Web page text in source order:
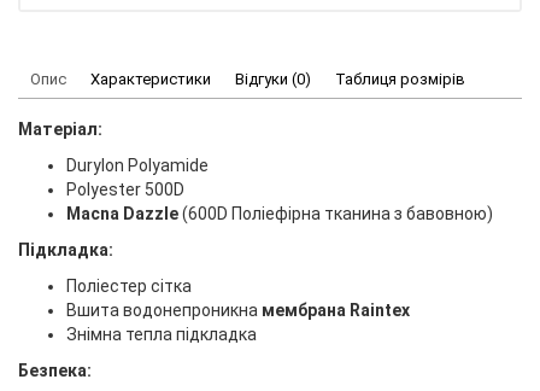
Опис Характеристики Відгуки (0) Таблиця розмірів
Матеріал:
Durylon Polyamide
Polyester 500D
Macna Dazzle(600D Поліефірна тканина з бавовною)
Підкладка:
Поліестер сітка
Вшита водонепроникна мембрана Raintex
Знімна тепла підкладка
Безпека: